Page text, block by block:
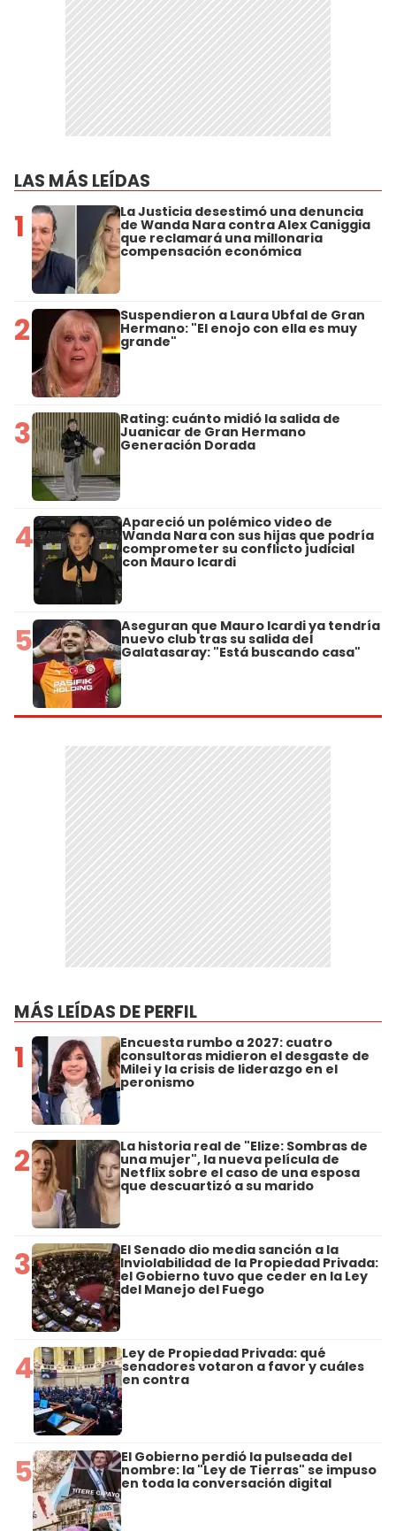
LAS MÁS LEÍDAS
1 La Justicia desestimó una denuncia
de Wanda Nara contra Alex Caniggia
que reclamará una millonaria
compensación económica
2 Suspendieron a Laura Ubfal de Gran
Hermano: "El enojo con ella es muy
grande"
3 Rating: cuánto midió la salida de
Juanicar de Gran Hermano
Generación Dorada
4 Apareció un polémico video de
Wanda Nara con sus hijas que podría
comprometer su conflicto judicial
con Mauro Icardi
5 Aseguran que Mauro Icardi ya tendría
nuevo club tras su salida del
Galatasaray: "Está buscando casa"
MÁS LEÍDAS DE PERFIL
1 Encuesta rumbo a 2027: cuatro
consultoras midieron el desgaste de
Milei y la crisis de liderazgo en el
peronismo
2 La historia real de "Elize: Sombras de
una mujer", la nueva película de
Netflix sobre el caso de una esposa
que descuartizó a su marido
3 El Senado dio media sanción a la
Inviolabilidad de la Propiedad Privada:
el Gobierno tuvo que ceder en la Ley
del Manejo del Fuego
4 Ley de Propiedad Privada: qué
senadores votaron a favor y cuáles
en contra
5 El Gobierno perdió la pulseada del
nombre: la "Ley de Tierras" se impuso
en toda la conversación digital